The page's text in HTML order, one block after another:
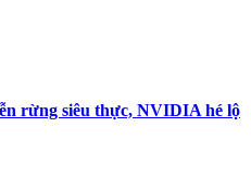
rừng siêu thực, NVIDIA hé lộ